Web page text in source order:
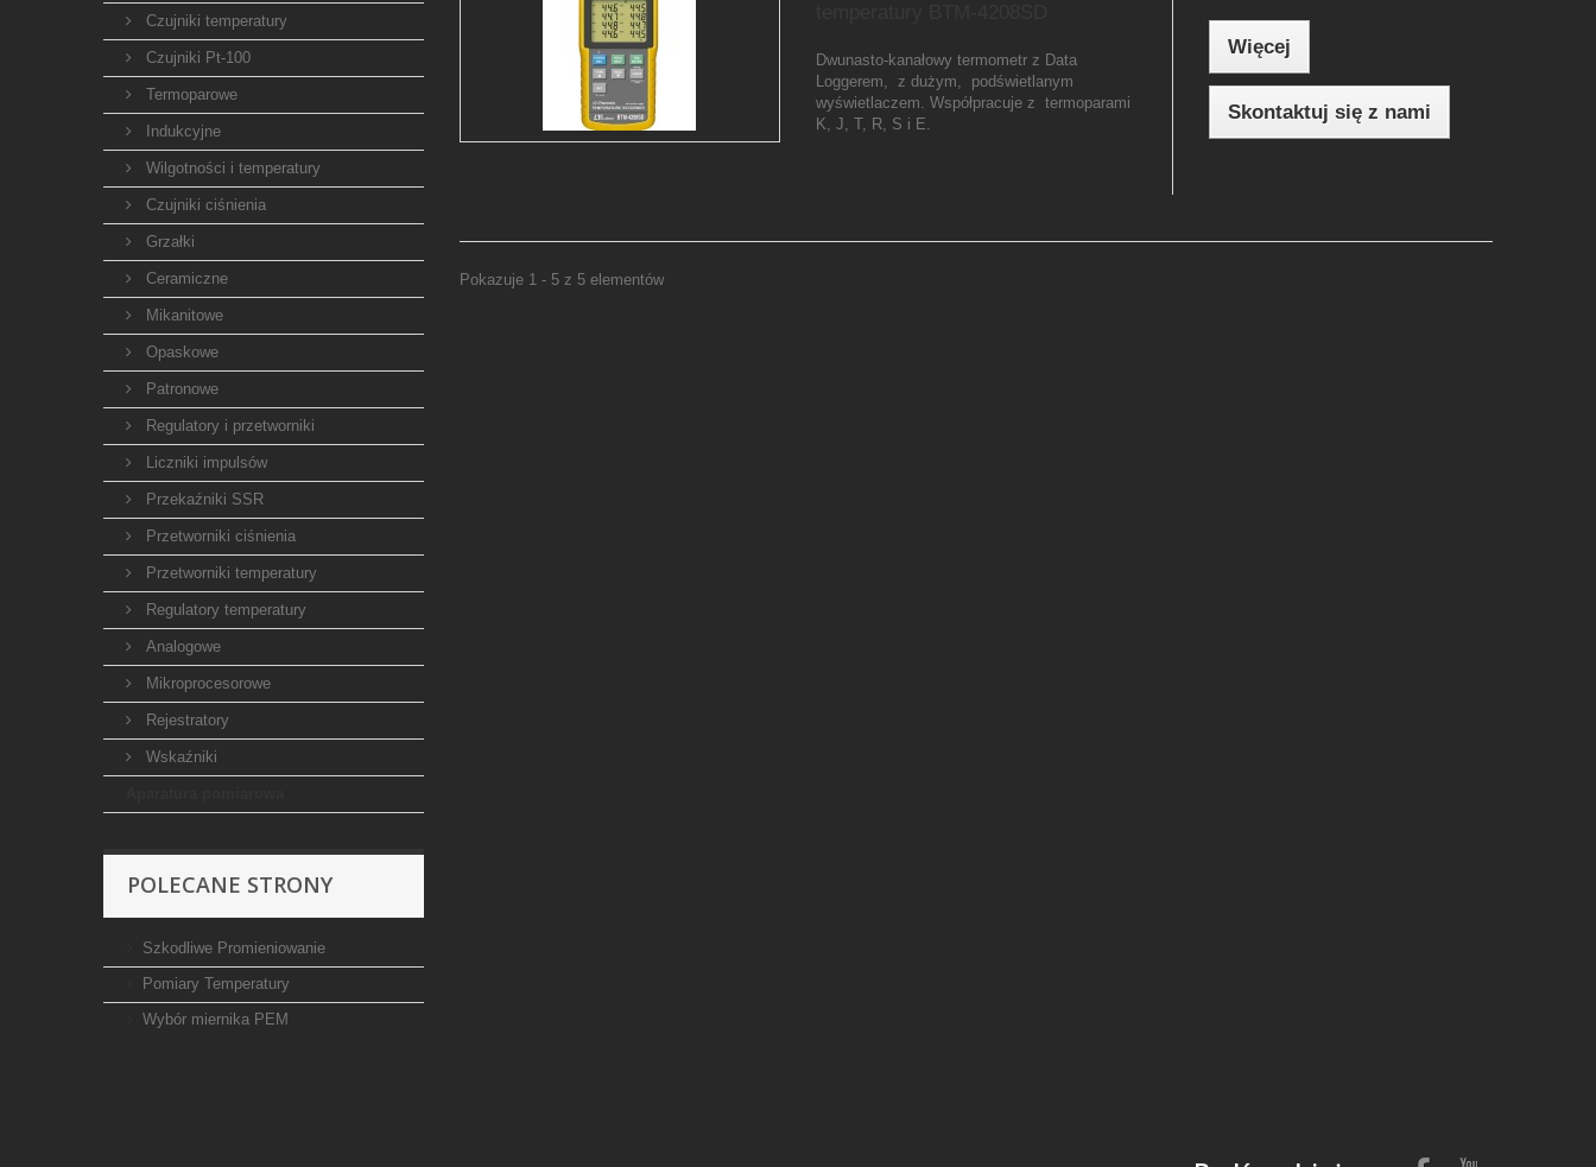
Czujniki temperatury
Czujniki Pt-100
Termoparowe
Indukcyjne
Wilgotności i temperatury
Czujniki ciśnienia
Grzałki
Ceramiczne
Mikanitowe
Opaskowe
Patronowe
Regulatory i przetworniki
Liczniki impulsów
Przekaźniki SSR
Przetworniki ciśnienia
Przetworniki temperatury
Regulatory temperatury
Analogowe
Mikroprocesorowe
Rejestratory
Wskaźniki
POLECANE STRONY
Szkodliwe Promieniowanie
Pomiary Temperatury
Wybór miernika PEM
Dwunasto-kanałowy termometr z Data
Loggerem, z dużym, podświetlanym
wyświetlaczem. Współpracuje z termoparami
K, J, T, R, S i E.
Więcej
Skontaktuj się z nami
Pokazuje 1 - 5 z 5 elementów